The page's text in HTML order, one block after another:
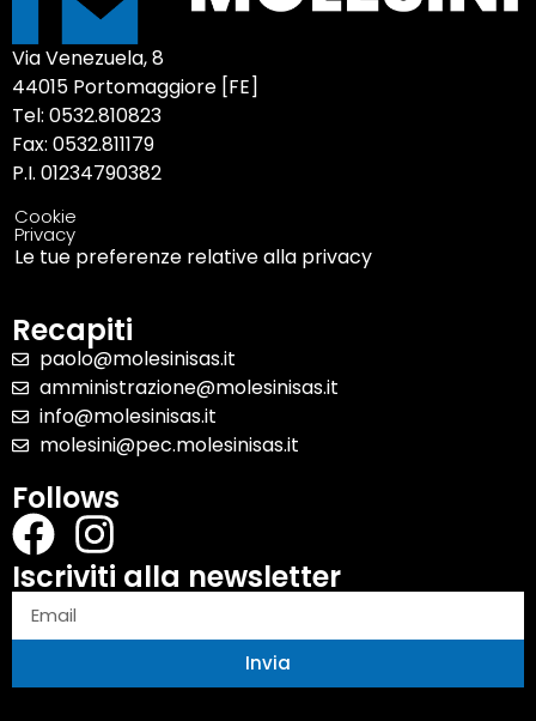
Via Venezuela, 8
44015 Portomaggiore [FE]
Tel: 0532.810823
Fax: 0532.811179
P.I. 01234790382
Cookie
Privacy
Le tue preferenze relative alla privacy
Recapiti
paolo@molesinisas.it
amministrazione@molesinisas.it
info@molesinisas.it
molesini@pec.molesinisas.it
Follows
Iscriviti alla newsletter
Invia